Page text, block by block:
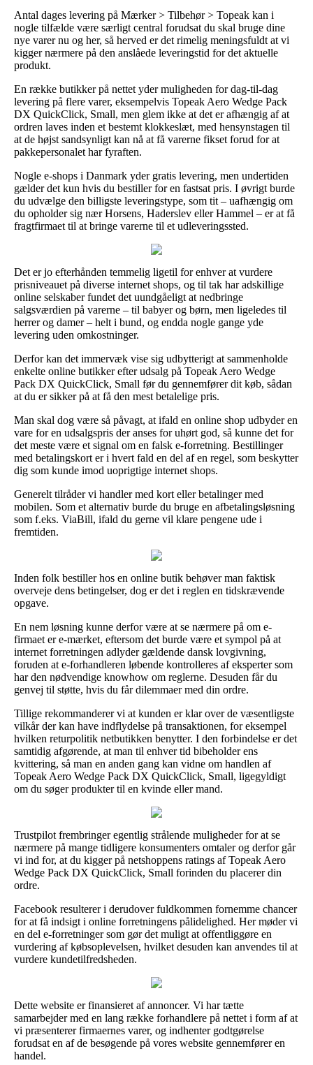
Antal dages levering på Mærker > Tilbehør > Topeak kan i
nogle tilfælde være særligt central forudsat du skal bruge dine
nye varer nu og her, så herved er det rimelig meningsfuldt at vi
kigger nærmere på den anslåede leveringstid for det aktuelle
produkt.
En række butikker på nettet yder muligheden for dag-til-dag
levering på flere varer, eksempelvis Topeak Aero Wedge Pack
DX QuickClick, Small, men glem ikke at det er afhængig af at
ordren laves inden et bestemt klokkeslæt, med hensynstagen til
at de højst sandsynligt kan nå at få varerne fikset forud for at
pakkepersonalet har fyraften.
Nogle e-shops i Danmark yder gratis levering, men undertiden
gælder det kun hvis du bestiller for en fastsat pris. I øvrigt burde
du udvælge den billigste leveringstype, som tit – uafhængig om
du opholder sig nær Horsens, Haderslev eller Hammel – er at få
fragtfirmaet til at bringe varerne til et udleveringssted.
Det er jo efterhånden temmelig ligetil for enhver at vurdere
prisniveauet på diverse internet shops, og til tak har adskillige
online selskaber fundet det uundgåeligt at nedbringe
salgsværdien på varerne – til babyer og børn, men ligeledes til
herrer og damer – helt i bund, og endda nogle gange yde
levering uden omkostninger.
Derfor kan det immervæk vise sig udbytterigt at sammenholde
enkelte online butikker efter udsalg på Topeak Aero Wedge
Pack DX QuickClick, Small før du gennemfører dit køb, sådan
at du er sikker på at få den mest betalelige pris.
Man skal dog være så påvagt, at ifald en online shop udbyder en
vare for en udsalgspris der anses for uhørt god, så kunne det for
det meste være et signal om en falsk e-forretning. Bestillinger
med betalingskort er i hvert fald en del af en regel, som beskytter
dig som kunde imod uoprigtige internet shops.
Generelt tilråder vi handler med kort eller betalinger med
mobilen. Som et alternativ burde du bruge en afbetalingsløsning
som f.eks. ViaBill, ifald du gerne vil klare pengene ude i
fremtiden.
Inden folk bestiller hos en online butik behøver man faktisk
overveje dens betingelser, dog er det i reglen en tidskrævende
opgave.
En nem løsning kunne derfor være at se nærmere på om e-
firmaet er e-mærket, eftersom det burde være et sympol på at
internet forretningen adlyder gældende dansk lovgivning,
foruden at e-forhandleren løbende kontrolleres af eksperter som
har den nødvendige knowhow om reglerne. Desuden får du
genvej til støtte, hvis du får dilemmaer med din ordre.
Tillige rekommanderer vi at kunden er klar over de væsentligste
vilkår der kan have indflydelse på transaktionen, for eksempel
hvilken returpolitik netbutikken benytter. I den forbindelse er det
samtidig afgørende, at man til enhver tid bibeholder ens
kvittering, så man en anden gang kan vidne om handlen af
Topeak Aero Wedge Pack DX QuickClick, Small, ligegyldigt
om du søger produkter til en kvinde eller mand.
Trustpilot frembringer egentlig strålende muligheder for at se
nærmere på mange tidligere konsumenters omtaler og derfor går
vi ind for, at du kigger på netshoppens ratings af Topeak Aero
Wedge Pack DX QuickClick, Small forinden du placerer din
ordre.
Facebook resulterer i derudover fuldkommen fornemme chancer
for at få indsigt i online forretningens pålidelighed. Her møder vi
en del e-forretninger som gør det muligt at offentliggøre en
vurdering af købsoplevelsen, hvilket desuden kan anvendes til at
vurdere kundetilfredsheden.
Dette website er finansieret af annoncer. Vi har tætte
samarbejder med en lang række forhandlere på nettet i form af at
vi præsenterer firmaernes varer, og indhenter godtgørelse
forudsat en af de besøgende på vores website gennemfører en
handel.